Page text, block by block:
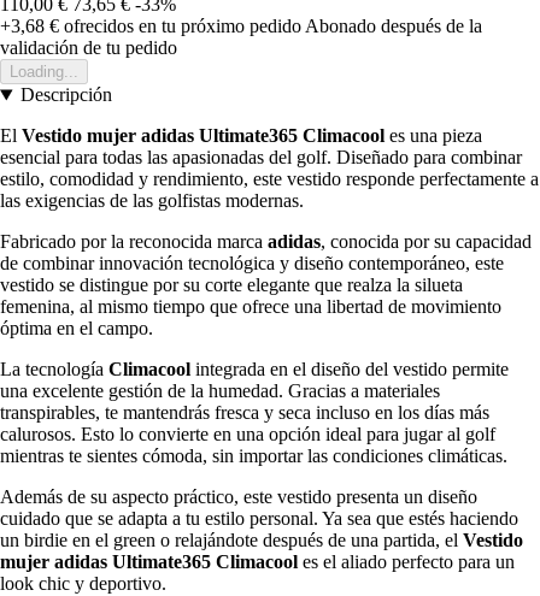
110,00 € 73,65 € -33%
+3,68 € ofrecidos en tu próximo pedido Abonado después de la
validación de tu pedido
Loading...
Descripción
El Vestido mujer adidas Ultimate365 Climacool es una pieza
esencial para todas las apasionadas del golf. Diseñado para combinar
estilo, comodidad y rendimiento, este vestido responde perfectamente a
las exigencias de las golfistas modernas.
Fabricado por la reconocida marca adidas, conocida por su capacidad
de combinar innovación tecnológica y diseño contemporáneo, este
vestido se distingue por su corte elegante que realza la silueta
femenina, al mismo tiempo que ofrece una libertad de movimiento
óptima en el campo.
La tecnología Climacool integrada en el diseño del vestido permite
una excelente gestión de la humedad. Gracias a materiales
transpirables, te mantendrás fresca y seca incluso en los días más
calurosos. Esto lo convierte en una opción ideal para jugar al golf
mientras te sientes cómoda, sin importar las condiciones climáticas.
Además de su aspecto práctico, este vestido presenta un diseño
cuidado que se adapta a tu estilo personal. Ya sea que estés haciendo
un birdie en el green o relajándote después de una partida, el Vestido
mujer adidas Ultimate365 Climacool es el aliado perfecto para un
look chic y deportivo.